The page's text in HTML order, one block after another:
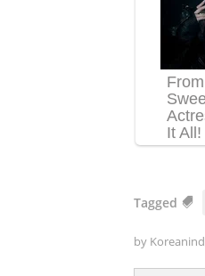
Tagged
by